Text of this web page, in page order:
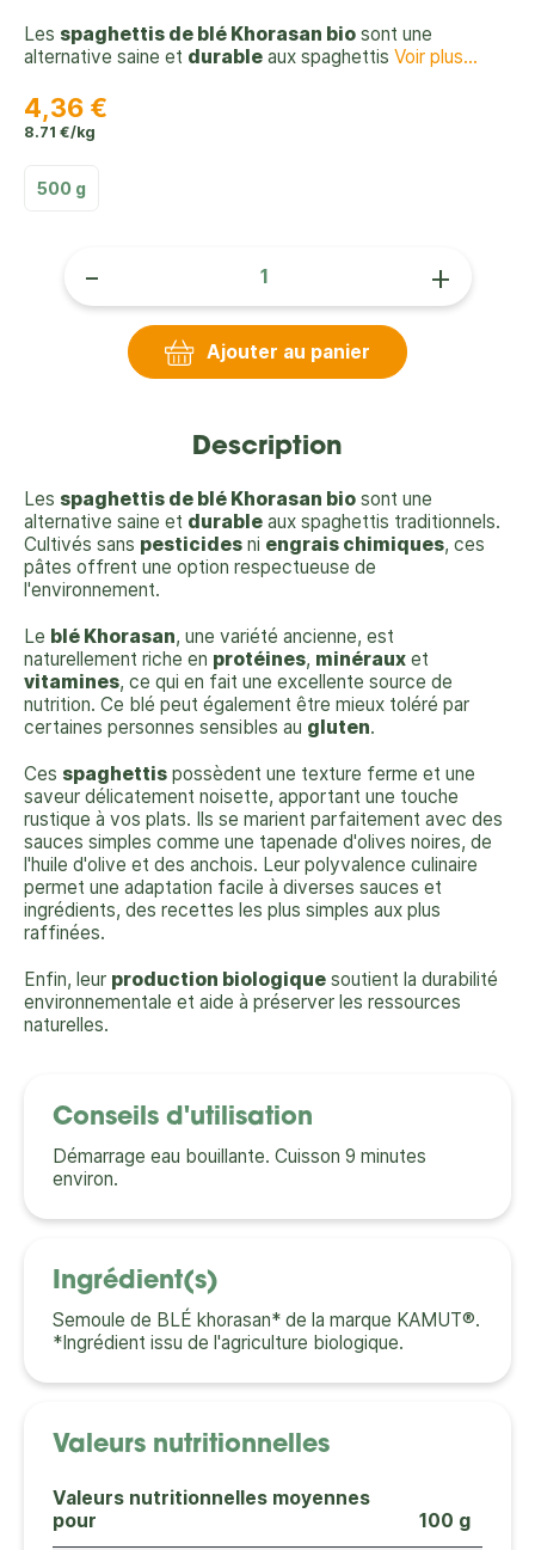
Les spaghettis de blé Khorasan bio sont une
alternative saine et durable aux spaghettis Voir plus...
4,36 €
8.71 €/kg
500 g
- +
Ajouter au panier
Description
Les spaghettis de blé Khorasan bio sont une
alternative saine et durable aux spaghettis traditionnels.
Cultivés sans pesticides ni engrais chimiques, ces
pâtes offrent une option respectueuse de
l'environnement.
Le blé Khorasan, une variété ancienne, est
naturellement riche en protéines, minéraux et
vitamines, ce qui en fait une excellente source de
nutrition. Ce blé peut également être mieux toléré par
certaines personnes sensibles au gluten.
Ces spaghettis possèdent une texture ferme et une
saveur délicatement noisette, apportant une touche
rustique à vos plats. Ils se marient parfaitement avec des
sauces simples comme une tapenade d'olives noires, de
l'huile d'olive et des anchois. Leur polyvalence culinaire
permet une adaptation facile à diverses sauces et
ingrédients, des recettes les plus simples aux plus
raffinées.
Enfin, leur production biologique soutient la durabilité
environnementale et aide à préserver les ressources
naturelles.
Conseils d'utilisation
Démarrage eau bouillante. Cuisson 9 minutes
environ.
Ingrédient(s)
Semoule de BLÉ khorasan* de la marque KAMUT®.
*Ingrédient issu de l'agriculture biologique.
Valeurs nutritionnelles
Valeurs nutritionnelles moyennes
pour
100 g